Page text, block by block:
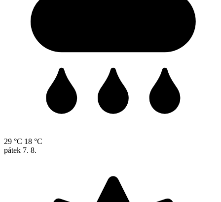
29 °C 18 °C
pátek 7. 8.